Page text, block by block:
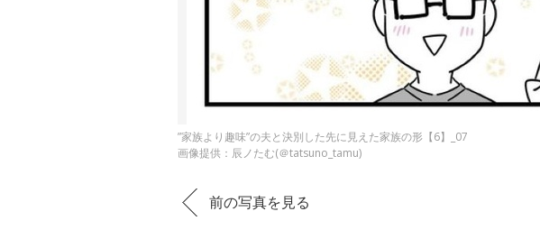
”家族より趣味”の夫と決別した先に見えた家族の形【6】_07
画像提供：辰ノたむ(＠tatsuno_tamu)
前の写真を見る